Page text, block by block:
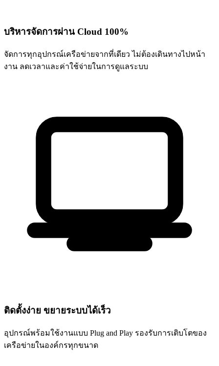
บริหารจัดการผ่าน Cloud 100%
จัดการทุกอุปกรณ์เครือข่ายจากที่เดียว ไม่ต้องเดินทางไปหน้า
งาน ลดเวลาและค่าใช้จ่ายในการดูแลระบบ
ติดตั้งง่าย ขยายระบบได้เร็ว
อุปกรณ์พร้อมใช้งานแบบ Plug and Play รองรับการเติบโตของ
เครือข่ายในองค์กรทุกขนาด